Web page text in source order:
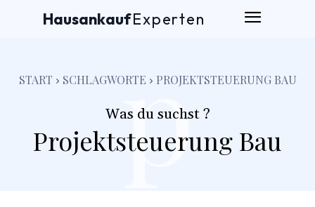
HausankaufExperten
START SCHLAGWORTE PROJEKTSTEUERUNG BAU
Was du suchst ?
Projektsteuerung Bau
p